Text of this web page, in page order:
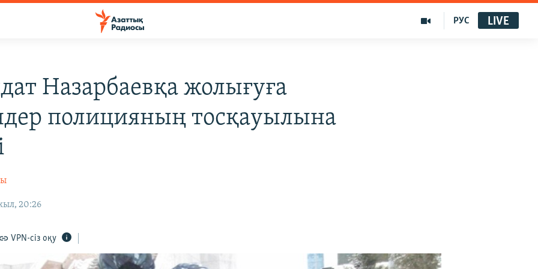
РУС LIVE
Назарбаевқа жолығуға
полицияның тосқауылына
20:26
VPN-сіз оқу